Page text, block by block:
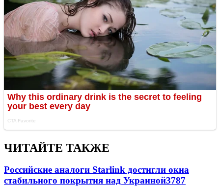
ЧИТАЙТЕ ТАКЖЕ
Российские аналоги Starlink достигли окна
стабильного покрытия над Украиной3787